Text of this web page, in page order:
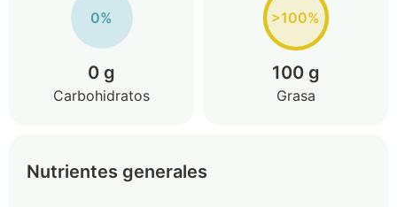
0%
0 g
Carbohidratos
>100%
100 g
Grasa
Nutrientes generales